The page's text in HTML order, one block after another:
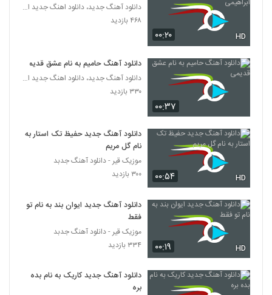
3230
دانلود آهنگ جدید و زیبای میلاد قمی با نام
دوست داشتنی
۳۰۰ بازدید
موزیک زیبای آرامش محض از مجتبی سپهری
۲۸۶ بازدید
آهنگ وحید یزدانی بنام عطرت
3233
موزیک زیبای حال دلم از راد بند
۳۶۲ بازدید
3234
آهنگ محمد جعفری (I) بنام عشق
۴۳۵ بازدید
دانلود آهنگ مهدی آریا خنده ی تلخ
۰۰:۲۰ HD
دانلود آهنگ جدید، دانلود اهنگ جدید ایرانی
۴۶۸ بازدید
۰۰:۳۷
دانلود آهنگ حامیم به نام عشق قدیمی
دانلود آهنگ جدید، دانلود اهنگ جدید ایرانی
۳۳۰ بازدید
۰۰:۵۴ HD
دانلود آهنگ جدید حفیظ تک استار به
نام گل مریم
موزیک قیر - دانلود آهنگ جدبد
۳۰۰ بازدید
۰۰:۱۹ HD
دانلود آهنگ جدید ایوان بند به نام تو
فقط
موزیک قیر - دانلود آهنگ جدبد
۳۳۴ بازدید
دانلود آهنگ جدید کاریک به نام بده
بره